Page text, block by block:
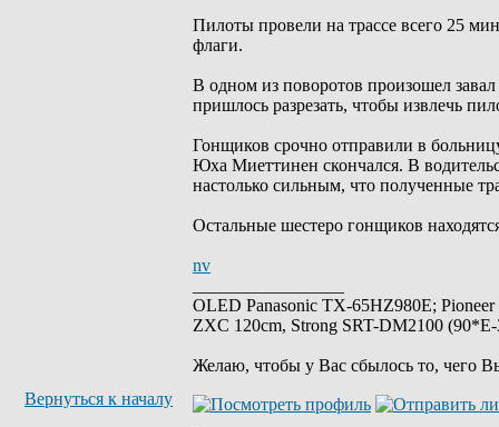
Пилоты провели на трассе всего 25
флаги.
В одном из поворотов произошел
пришлось разрезать, чтобы извлечь
Гонщиков срочно отправили в
Юха Миеттинен скончался. В
настолько сильным, что полученные
Остальные шестеро гонщиков
nv
OLED Panasonic TX-65HZ980E;
ZXC 120cm, Strong SRT-DM2100
Желаю, чтобы у Вас сбылось то, чего
Вернуться к началу